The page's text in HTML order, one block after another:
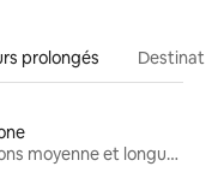
prolongés
Locations moyenne et longue durée